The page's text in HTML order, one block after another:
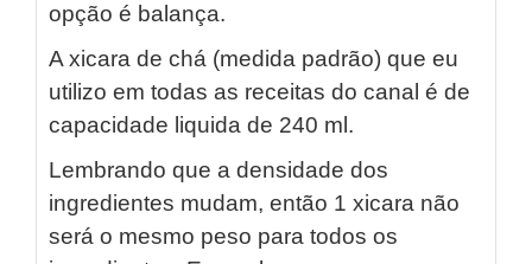
opção é balança.
A xicara de chá (medida padrão) que eu
utilizo em todas as receitas do canal é de
capacidade liquida de 240 ml.
Lembrando que a densidade dos
ingredientes mudam, então 1 xicara não
será o mesmo peso para todos os